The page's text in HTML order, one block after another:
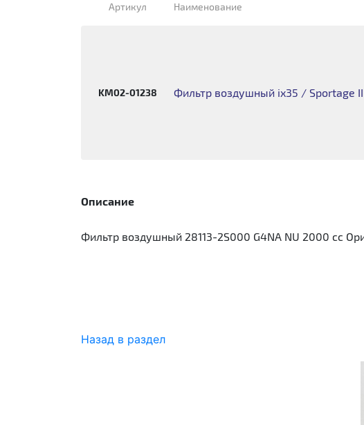
Артикул Наименование
KM02-01238 Фильтр воздушный ix35 / Sportage
Описание
Фильтр воздушный 28113-2S000 G4NA NU 2000 cc
Назад в раздел